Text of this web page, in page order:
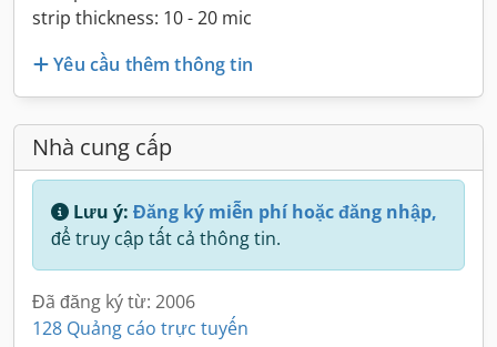
strip thickness: 10 - 20 mic
Yêu cầu thêm thông tin
Nhà cung cấp
Lưu ý: Đăng ký miễn phí hoặc đăng nhập,
để truy cập tất cả thông tin.
Đã đăng ký từ: 2006
128 Quảng cáo trực tuyến